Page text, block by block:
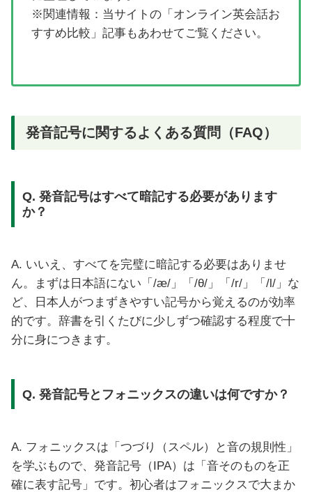
※関連情報：当サイトの「オンライン英会話お
すすめ比較」記事もあわせてご覧ください。
発音記号に関するよくある質問（FAQ）
Q. 発音記号はすべて暗記する必要があります
か？
A. いいえ、すべてを完璧に暗記する必要はありませ
ん。まずは日本語にない「/æ/」「/θ/」「/r/」「/l/」な
ど、日本人がつまずきやすい記号から覚えるのが効率
的です。辞書を引くたびに少しずつ確認する程度で十
分に身につきます。
Q. 発音記号とフォニックスの違いは何ですか？
A. フォニックスは「つづり（スペル）と音の規則性」
を学ぶもので、発音記号（IPA）は「音そのものを正
確に表す記号」です。初心者はフォニックスで大まか